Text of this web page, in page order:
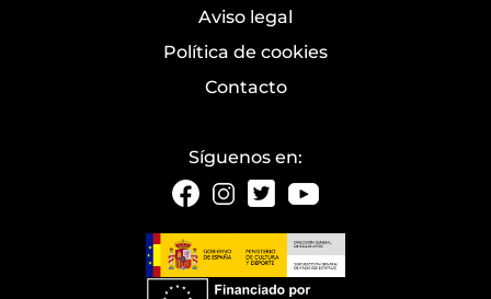
Aviso legal
Política de cookies
Contacto
Síguenos en: